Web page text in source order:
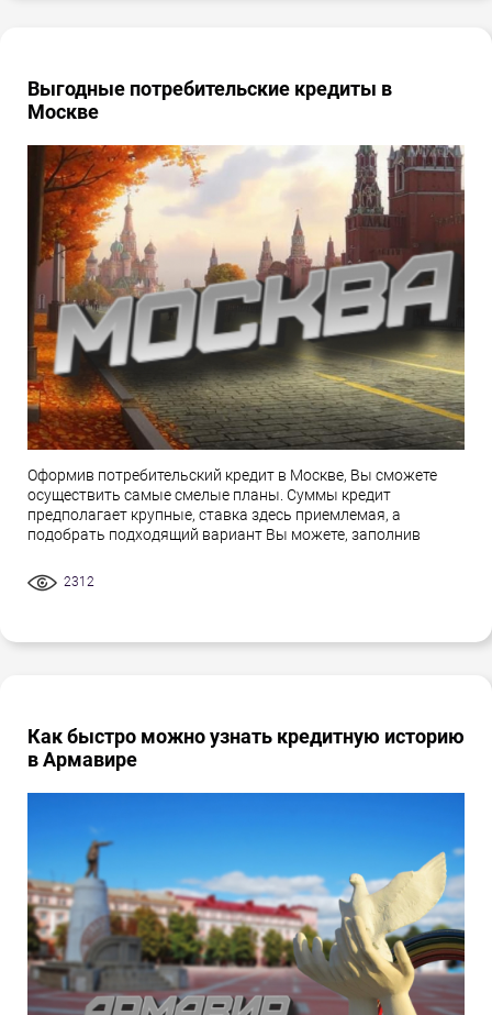
Выгодные потребительские кредиты в
Москве
Оформив потребительский кредит в Москве, Вы сможете
осуществить самые смелые планы. Суммы кредит
предполагает крупные, ставка здесь приемлемая, а
подобрать подходящий вариант Вы можете, заполнив
2312
Как быстро можно узнать кредитную историю
в Армавире